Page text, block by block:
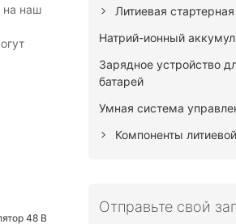
на наш
Литиевая
Натрий-ионный
Зарядное устройство
батарей
Умная система
Компоненты
Отправьте свой